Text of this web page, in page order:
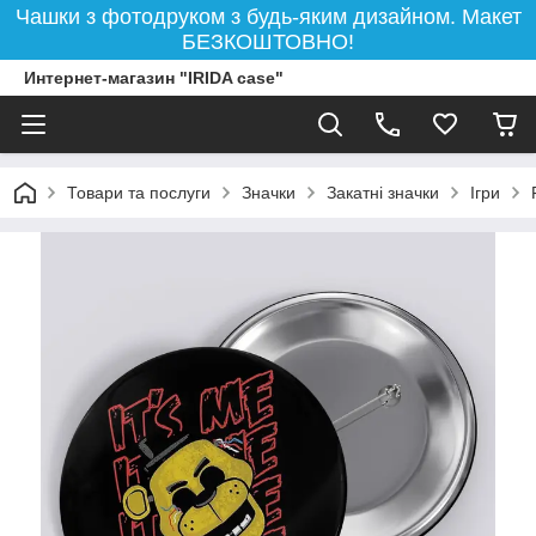
Чашки з фотодруком з будь-яким дизайном. Макет
БЕЗКОШТОВНО!
Интернет-магазин "IRIDA case"
Товари та послуги Значки Закатні значки Ігри